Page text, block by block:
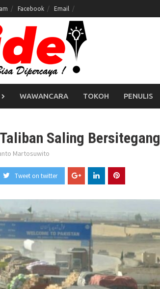
Facebook Email
WAWANCARA TOKOH PENULIS
Saling Bersitegang
Martosuwito
Tweet on twitter